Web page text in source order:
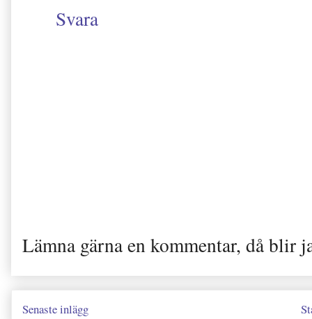
Svara
Lämna gärna en kommentar, då blir
Senaste inlägg